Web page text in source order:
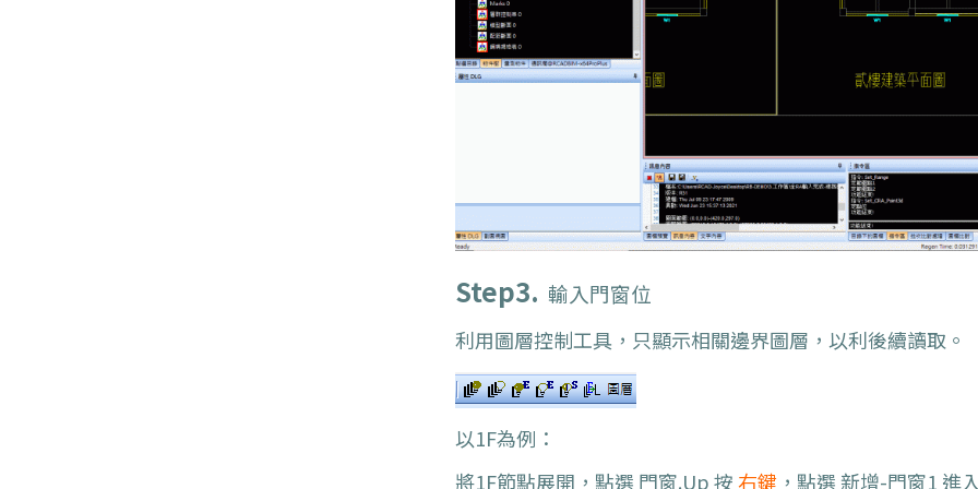
Step3. 輸入門窗位
利用圖層控制工具，只顯示相關邊界圖層，以利後續讀取。
以1F為例：
將1F節點展開，點選 門窗.Up按右鍵 ，點選 新增-門窗1 進